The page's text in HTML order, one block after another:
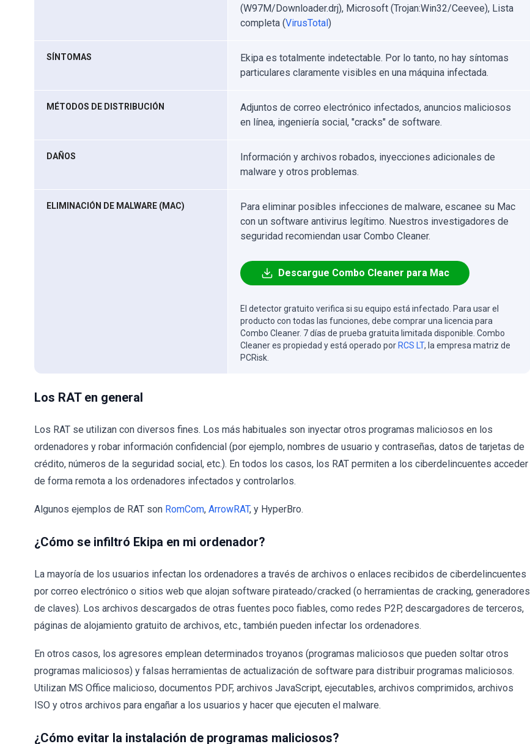
(W97M/Downloader.drj), Microsoft (Trojan:Win32/Ceevee), Lista
completa (VirusTotal)
SÍNTOMAS
Ekipa es totalmente indetectable. Por lo tanto, no hay síntomas
particulares claramente visibles en una máquina infectada.
MÉTODOS DE DISTRIBUCIÓN
Adjuntos de correo electrónico infectados, anuncios maliciosos
en línea, ingeniería social, "cracks" de software.
DAÑOS
Información y archivos robados, inyecciones adicionales de
malware y otros problemas.
ELIMINACIÓN DE MALWARE (MAC)
Para eliminar posibles infecciones de malware, escanee su Mac
con un software antivirus legítimo. Nuestros investigadores de
seguridad recomiendan usar Combo Cleaner.
Descargue Combo Cleaner para Mac
El detector gratuito verifica si su equipo está infectado. Para usar el
producto con todas las funciones, debe comprar una licencia para
Combo Cleaner. 7 días de prueba gratuita limitada disponible. Combo
Cleaner es propiedad y está operado por RCS LT, la empresa matriz de
PCRisk.
Los RAT en general
Los RAT se utilizan con diversos fines. Los más habituales son inyectar otros programas maliciosos en los
ordenadores y robar información confidencial (por ejemplo, nombres de usuario y contraseñas, datos de tarjetas de
crédito, números de la seguridad social, etc.). En todos los casos, los RAT permiten a los ciberdelincuentes acceder
de forma remota a los ordenadores infectados y controlarlos.
Algunos ejemplos de RAT son RomCom, ArrowRAT, y HyperBro.
¿Cómo se infiltró Ekipa en mi ordenador?
La mayoría de los usuarios infectan los ordenadores a través de archivos o enlaces recibidos de ciberdelincuentes
por correo electrónico o sitios web que alojan software pirateado/cracked (o herramientas de cracking, generadores
de claves). Los archivos descargados de otras fuentes poco fiables, como redes P2P, descargadores de terceros,
páginas de alojamiento gratuito de archivos, etc., también pueden infectar los ordenadores.
En otros casos, los agresores emplean determinados troyanos (programas maliciosos que pueden soltar otros
programas maliciosos) y falsas herramientas de actualización de software para distribuir programas maliciosos.
Utilizan MS Office malicioso, documentos PDF, archivos JavaScript, ejecutables, archivos comprimidos, archivos
ISO y otros archivos para engañar a los usuarios y hacer que ejecuten el malware.
¿Cómo evitar la instalación de programas maliciosos?